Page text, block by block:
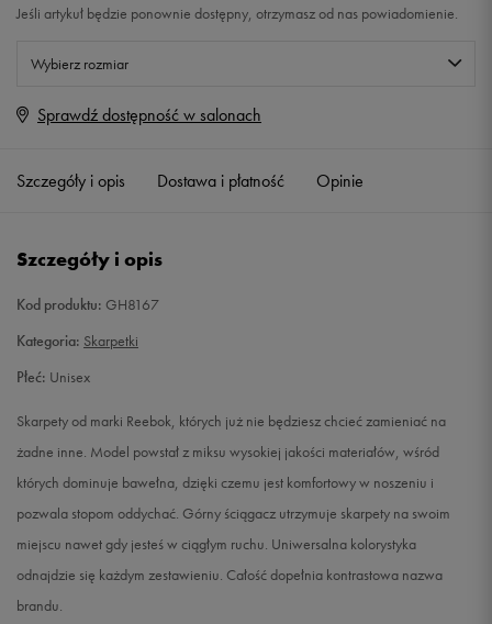
Jeśli artykuł będzie ponownie dostępny, otrzymasz od nas powiadomienie.
Wybierz rozmiar
Rozmiary EU
37-39
Sprawdź dostępność w salonach
Szczegóły i opis Dostawa i płatność Opinie
Szczegóły i opis
Kod produktu: GH8167
Kategoria: Skarpetki
Płeć: Unisex
Skarpety od marki Reebok, których już nie będziesz chcieć zamieniać na
żadne inne. Model powstał z miksu wysokiej jakości materiałów, wśród
których dominuje bawełna, dzięki czemu jest komfortowy w noszeniu i
pozwala stopom oddychać. Górny ściągacz utrzymuje skarpety na swoim
miejscu nawet gdy jesteś w ciągłym ruchu. Uniwersalna kolorystyka
odnajdzie się każdym zestawieniu. Całość dopełnia kontrastowa nazwa
brandu.